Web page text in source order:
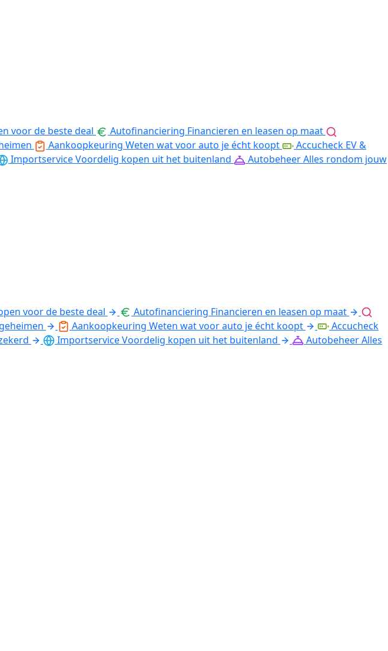
voor de beste deal Autofinanciering Financieren en leasen op maat
Aankoopkeuring Weten wat voor auto je écht koopt
Accucheck EV &
ImportserviceVoordelig kopen uit het buitenland AutobeheerAlles rondom jouw
voor de beste deal Autofinanciering Financieren en leasen op maat
Aankoopkeuring Weten wat voor auto je écht koopt
Accucheck
ImportserviceVoordelig kopen uit het buitenland AutobeheerAlles